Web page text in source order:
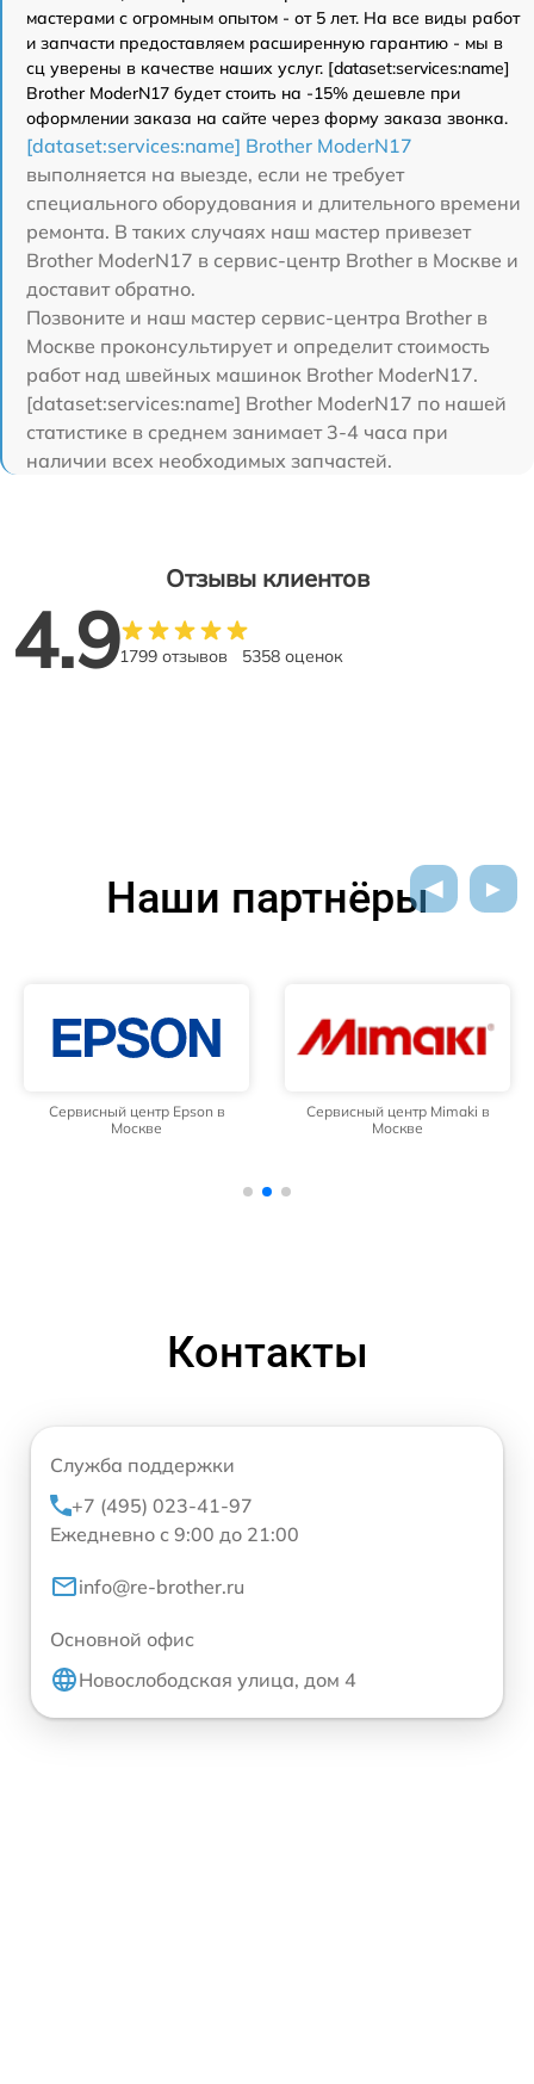
мастерами с огромным опытом - от 5 лет. На все виды работ
и запчасти предоставляем расширенную гарантию - мы в
сц уверены в качестве наших услуг. [dataset:services:name]
Brother ModerN17 будет стоить на -15% дешевле при
оформлении заказа на сайте через форму заказа звонка.
[dataset:services:name] Brother ModerN17
выполняется на выезде, если не требует
специального оборудования и длительного времени
ремонта. В таких случаях наш мастер привезет
Brother ModerN17 в сервис-центр Brother в Москве и
доставит обратно.
Позвоните и наш мастер сервис-центра Brother в
Москве проконсультирует и определит стоимость
работ над швейных машинок Brother ModerN17.
[dataset:services:name] Brother ModerN17 по нашей
статистике в среднем занимает 3-4 часа при
наличии всех необходимых запчастей.
Отзывы клиентов
4.91799 отзывов 5358 оценок
Наши партнёры
Сервисный центр Epson в
Москве
Сервисный центр Mimaki в
Москве
Контакты
Служба поддержки
+7 (495) 023-41-97
Ежедневно с 9:00 до 21:00
info@re-brother.ru
Основной офис
Новослободская улица, дом 4